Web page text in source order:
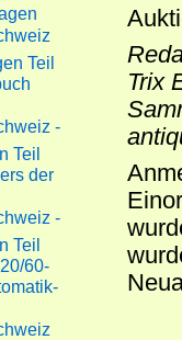
Trix
Teil
-
Teil
der
-
Teil
60-